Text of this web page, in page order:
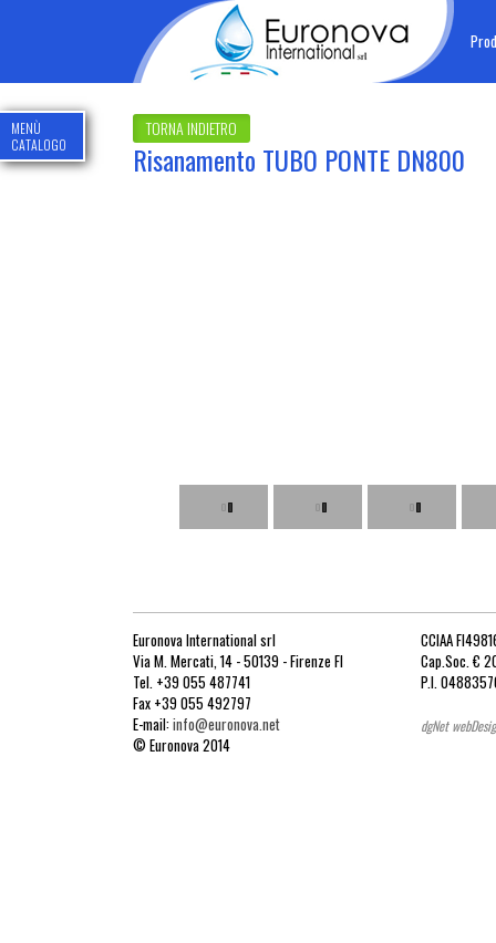
TORNA INDIETRO
Risanamento TUBO PONTE DN800
Euronova International srl
Via M. Mercati, 14 - 50139 - Firenze FI
Tel. +39 055 487741
Fax +39 055 492797
E-mail:info@euronova.net
© Euronova 2014
CCIAA
Cap.Soc. €
P.I.
dgNet
MENÙ
CATALOGO